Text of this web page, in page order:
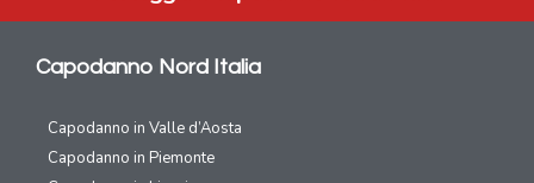
Capodanno Nord Italia
Capodanno in Valle d’Aosta
Capodanno in Piemonte